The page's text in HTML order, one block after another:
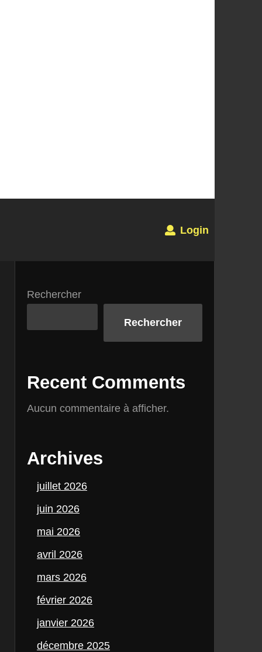
Login
Rechercher
Rechercher
Recent Comments
Aucun commentaire à afficher.
Archives
juillet 2026
juin 2026
mai 2026
avril 2026
mars 2026
février 2026
janvier 2026
décembre 2025